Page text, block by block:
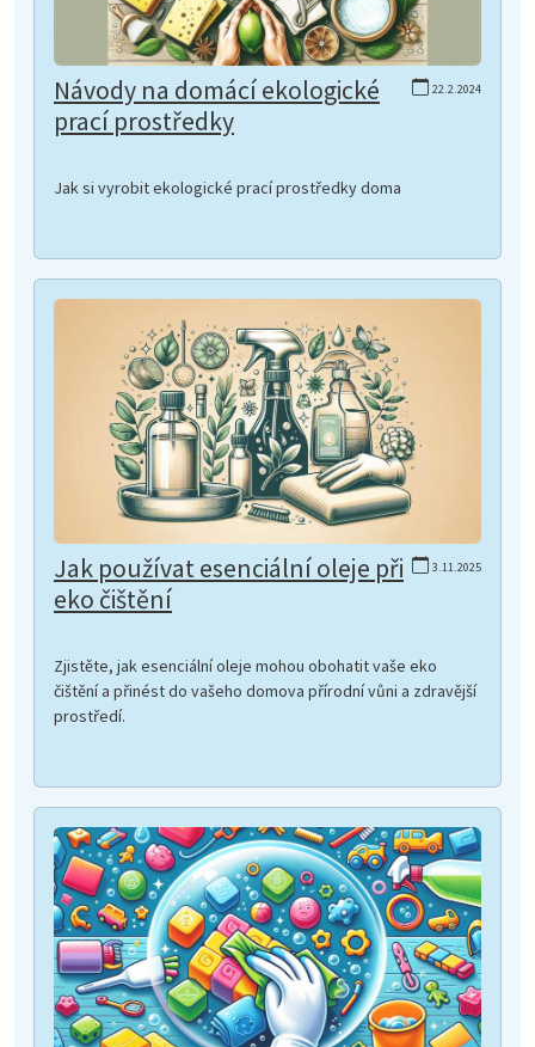
22.2.2024
Návody na domácí ekologické
prací prostředky
Jak si vyrobit ekologické prací prostředky doma
3.11.2025
Jak používat esenciální oleje při
eko čištění
Zjistěte, jak esenciální oleje mohou obohatit vaše eko
čištění a přinést do vašeho domova přírodní vůni a zdravější
prostředí.